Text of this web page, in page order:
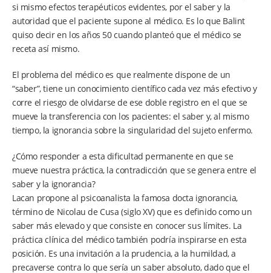
si mismo efectos terapéuticos evidentes, por el saber y la
autoridad que el paciente supone al médico. Es lo que Balint
quiso decir en los años 50 cuando planteó que el médico se
receta así mismo.
El problema del médico es que realmente dispone de un
“saber”, tiene un conocimiento científico cada vez más efectivo y
corre el riesgo de olvidarse de ese doble registro en el que se
mueve la transferencia con los pacientes: el saber y, al mismo
tiempo, la ignorancia sobre la singularidad del sujeto enfermo.
¿Cómo responder a esta dificultad permanente en que se
mueve nuestra práctica, la contradicción que se genera entre el
saber y la ignorancia?
Lacan propone al psicoanalista la famosa docta ignorancia,
término de Nicolau de Cusa (siglo XV) que es definido como un
saber más elevado y que consiste en conocer sus límites. La
práctica clínica del médico también podría inspirarse en esta
posición. Es una invitación a la prudencia, a la humildad, a
precaverse contra lo que sería un saber absoluto, dado que el